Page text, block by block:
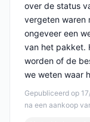
Gepubliceerd op
na een aankoop
over de status
vergeten waren
ongeveer een
van het pakket.
worden of de
we weten waar